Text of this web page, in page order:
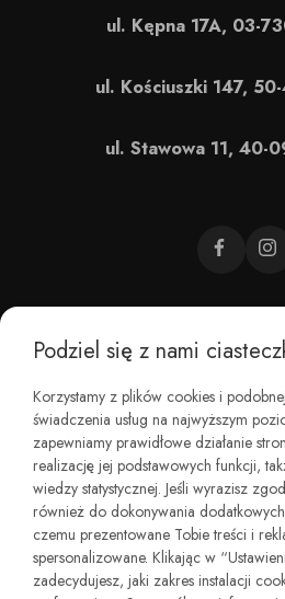
CZEMU BAREFOOT?
KIM JESTEŚMY?
REGULAMINY I ZWROTY
ul. Kępna 17A, 03-
ul. Kościuszki 147,
ul. Stawowa 11, 40-
Podziel się z nami
Korzystamy z plików cookies i
świadczenia usług na najwyższym
zapewniamy prawidłowe działanie
realizację jej podstawowych funkcji,
wiedzy statystycznej. Jeśli wyrazisz
również do dokonywania
czemu prezentowane Tobie treści i
spersonalizowane. Klikając w
zadecydujesz, jaki zakres instalacji